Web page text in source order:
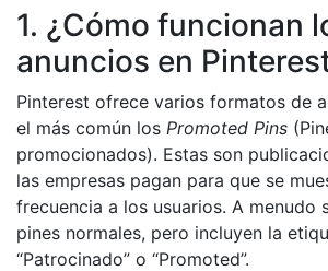
1. ¿Cómo funcionan
anuncios en
Pinterest ofrece varios formatos de
el más común los Promoted Pins
promocionados). Estas son
las empresas pagan para que se
frecuencia a los usuarios. A menudo
pines normales, pero incluyen la
“Patrocinado” o “Promoted”.